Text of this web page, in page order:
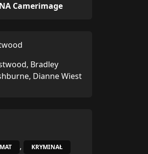
Camerimage
Bradley
Dianne Wiest
, KRYMINAŁ